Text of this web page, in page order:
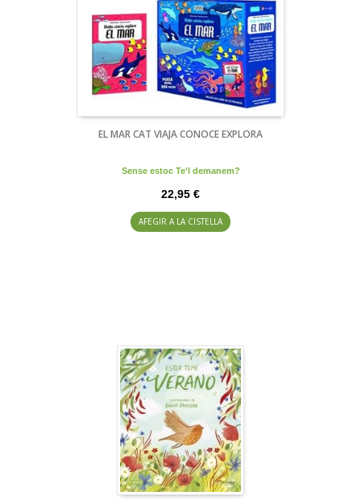
EL MAR CAT VIAJA CONOCE EXPLORA
Sense estoc Te'l demanem?
22,95 €
AFEGIR A LA CISTELLA